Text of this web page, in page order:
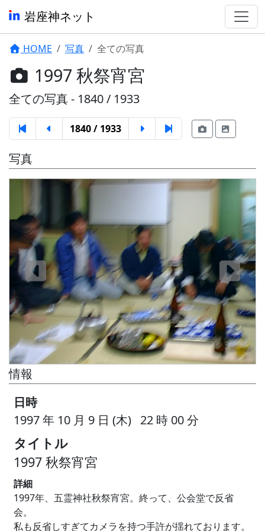
岩座神ネット
HOME 写真 全ての写真
1997 秋祭宵宮
全ての写真 - 1840 / 1933
1840 / 1933
写真
情報
日時
1997 年 10 月 9 日 (木) 22 時 00 分
タイトル
1997 秋祭宵宮
詳細
1997年、五霊神社秋祭宵宮。終って、公会堂で反省
会。
私も反省しすぎてカメラを持つ手許が揺れております。